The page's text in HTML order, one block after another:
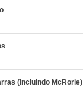
(incluindo McRorie)